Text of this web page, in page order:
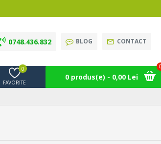
0748.436.832 BLOG CONTACT
FAVORITE
0
0 produs(e) - 0,00 Lei